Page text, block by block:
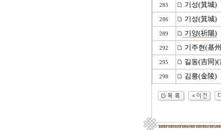
283 기성(箕城)
286 기성(箕城)
289 기양(祈陽)
292 기주현(基
295 길동(吉同)(
298 김릉(金陵)